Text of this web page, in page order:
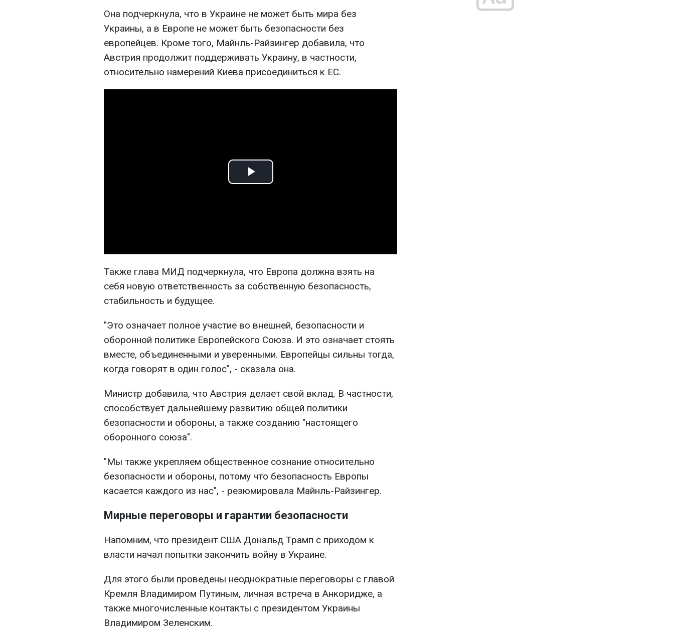
Она подчеркнула, что в Украине не может быть мира без
Украины, а в Европе не может быть безопасности без
европейцев. Кроме того, Майнль-Райзингер добавила, что
Австрия продолжит поддерживать Украину, в частности,
относительно намерений Киева присоединиться к ЕС.
Play
Также глава МИД подчеркнула, что Европа должна взять на
себя новую ответственность за собственную безопасность,
стабильность и будущее.
"Это означает полное участие во внешней, безопасности и
оборонной политике Европейского Союза. И это означает стоять
вместе, объединенными и уверенными. Европейцы сильны тогда,
когда говорят в один голос", - сказала она.
Министр добавила, что Австрия делает свой вклад. В частности,
способствует дальнейшему развитию общей политики
безопасности и обороны, а также созданию "настоящего
оборонного союза".
"Мы также укрепляем общественное сознание относительно
безопасности и обороны, потому что безопасность Европы
касается каждого из нас", - резюмировала Майнль-Райзингер.
Мирные переговоры и гарантии безопасности
Напомним, что президент США Дональд Трамп с приходом к
власти начал попытки закончить войну в Украине.
Для этого были проведены неоднократные переговоры с главой
Кремля Владимиром Путиным, личная встреча в Анкоридже, а
также многочисленные контакты с президентом Украины
Владимиром Зеленским.